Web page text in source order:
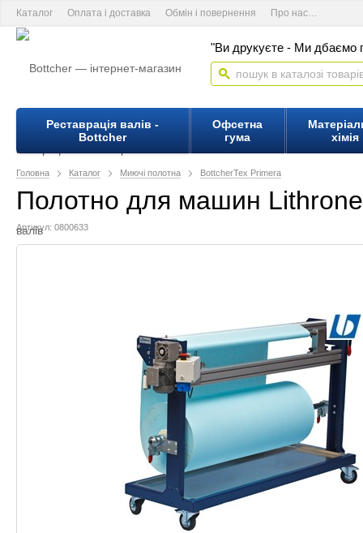
Каталог Оплата і доставка Обмін і повернення Про нас
"Ви друкуєте - Ми дбаємо
Реставрація валів -
Bottcher
Офсетна
гума
хімія
Головна Каталог Миючі полотна BottcherTex Primera
Полотно для машин
Артикул: 0800633